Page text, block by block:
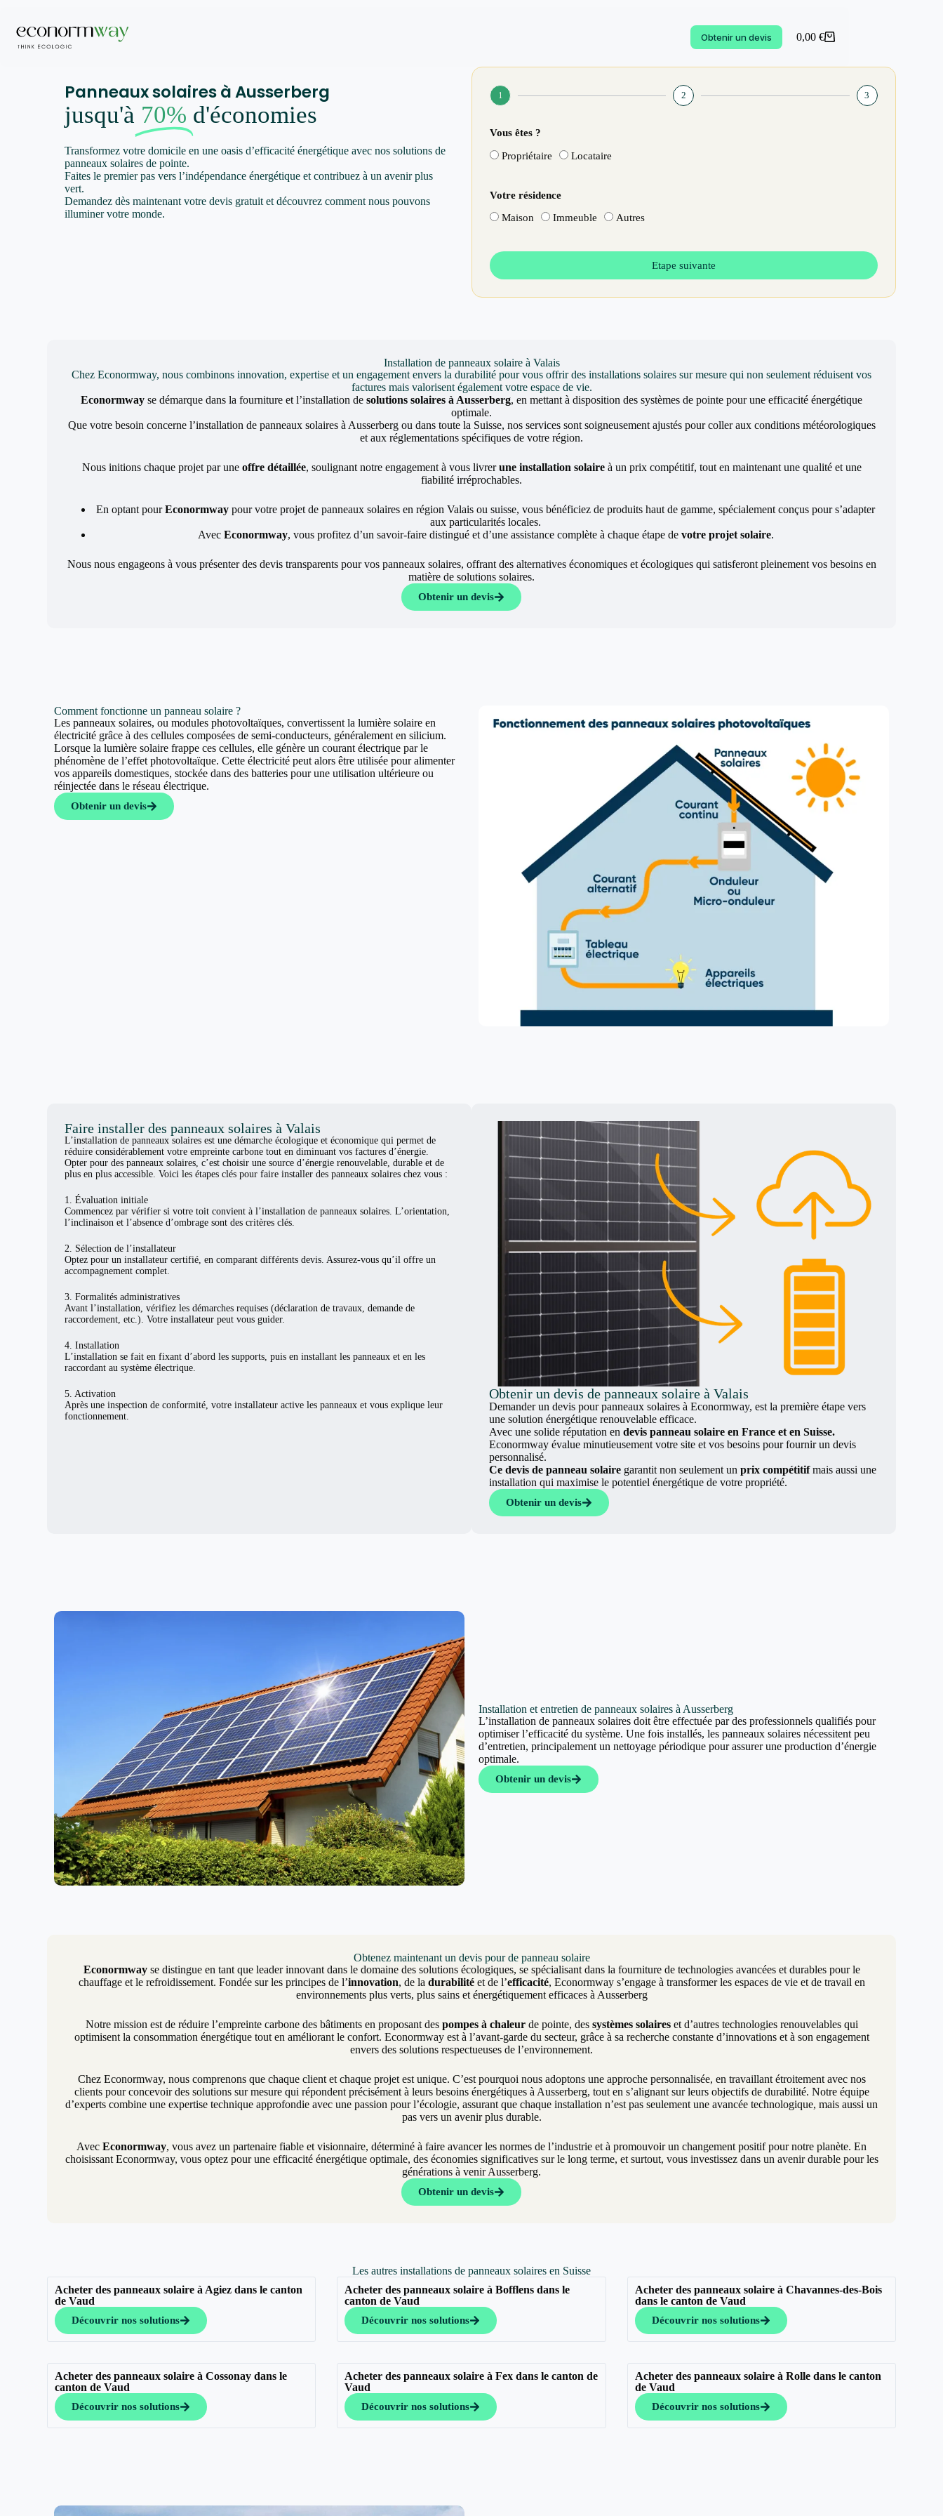
Obtenir un devis 0,00 €
Panneaux solaires à Ausserberg
jusqu'à 70% d'économies
Transformez votre domicile en une oasis d’efficacité énergétique avec nos solutions de
panneaux solaires de pointe.
Faites le premier pas vers l’indépendance énergétique et contribuez à un avenir plus
vert.
Demandez dès maintenant votre devis gratuit et découvrez comment nous pouvons
illuminer votre monde.
1 2 3
Vous êtes ?
Propriétaire Locataire
Votre résidence
Maison Immeuble Autres
Etape suivante
Installation de panneaux solaire à Valais
Chez Econormway, nous combinons innovation, expertise et un engagement envers la durabilité pour vous offrir des installations solaires sur mesure qui non seulement réduisent vos
factures mais valorisent également votre espace de vie.
Econormway se démarque dans la fourniture et l’installation de solutions solaires à Ausserberg, en mettant à disposition des systèmes de pointe pour une efficacité énergétique
optimale.
Que votre besoin concerne l’installation de panneaux solaires à Ausserberg ou dans toute la Suisse, nos services sont soigneusement ajustés pour coller aux conditions météorologiques
et aux réglementations spécifiques de votre région.
Nous initions chaque projet par une offre détaillée, soulignant notre engagement à vous livrerune installation solaireà un prix compétitif, tout en maintenant une qualité et une
fiabilité irréprochables.
En optant pourEconormway pour votre projet de panneaux solaires en région Valais ou suisse, vous bénéficiez de produits haut de gamme, spécialement conçus pour s’adapter
aux particularités locales.
Avec Econormway, vous profitez d’un savoir-faire distingué et d’une assistance complète à chaque étape de votre projet solaire.
Nous nous engageons à vous présenter des devis transparents pour vos panneaux solaires, offrant des alternatives économiques et écologiques qui satisferont pleinement vos besoins en
matière de solutions solaires.
Obtenir un devis
Comment fonctionne un panneau solaire ?
Les panneaux solaires, ou modules photovoltaïques, convertissent la lumière solaire en
électricité grâce à des cellules composées de semi-conducteurs, généralement en silicium.
Lorsque la lumière solaire frappe ces cellules, elle génère un courant électrique par le
phénomène de l’effet photovoltaïque. Cette électricité peut alors être utilisée pour alimenter
vos appareils domestiques, stockée dans des batteries pour une utilisation ultérieure ou
réinjectée dans le réseau électrique.
Obtenir un devis
Faire installer des panneaux solaires à Valais
L’installation de panneaux solaires est une démarche écologique et économique qui permet de
réduire considérablement votre empreinte carbone tout en diminuant vos factures d’énergie.
Opter pour des panneaux solaires, c’est choisir une source d’énergie renouvelable, durable et de
plus en plus accessible. Voici les étapes clés pour faire installer des panneaux solaires chez vous :
1. Évaluation initiale
Commencez par vérifier si votre toit convient à l’installation de panneaux solaires. L’orientation,
l’inclinaison et l’absence d’ombrage sont des critères clés.
2. Sélection de l’installateur
Optez pour un installateur certifié, en comparant différents devis. Assurez-vous qu’il offre un
accompagnement complet.
3. Formalités administratives
Avant l’installation, vérifiez les démarches requises (déclaration de travaux, demande de
raccordement, etc.). Votre installateur peut vous guider.
4. Installation
L’installation se fait en fixant d’abord les supports, puis en installant les panneaux et en les
raccordant au système électrique.
5. Activation
Après une inspection de conformité, votre installateur active les panneaux et vous explique leur
fonctionnement.
Obtenir un devis de panneaux solaire à Valais
Demander un devis pour panneaux solaires à Econormway, est la première étape vers
une solution énergétique renouvelable efficace.
Avec une solide réputation en devis panneau solaire en France et en Suisse.
Econormway évalue minutieusement votre site et vos besoins pour fournir un devis
personnalisé.
Ce devis de panneau solaire garantit non seulement un prix compétitifmais aussi une
installation qui maximise le potentiel énergétique de votre propriété.
Obtenir un devis
Installation et entretien de panneaux solaires à Ausserberg
L’installation de panneaux solaires doit être effectuée par des professionnels qualifiés pour
optimiser l’efficacité du système. Une fois installés, les panneaux solaires nécessitent peu
d’entretien, principalement un nettoyage périodique pour assurer une production d’énergie
optimale.
Obtenir un devis
Obtenez maintenant un devis pour de panneau solaire
Econormwayse distingue en tant que leader innovant dans le domaine des solutions écologiques, se spécialisant dans la fourniture de technologies avancées et durables pour le
chauffage et le refroidissement. Fondée sur les principes de l’innovation, de la durabilitéet de l’efficacité, Econormway s’engage à transformer les espaces de vie et de travail en
environnements plus verts, plus sains et énergétiquement efficaces à Ausserberg
Notre mission est de réduire l’empreinte carbone des bâtiments en proposant des pompes à chaleurde pointe, des systèmes solaireset d’autres technologies renouvelables qui
optimisent la consommation énergétique tout en améliorant le confort. Econormway est à l’avant-garde du secteur, grâce à sa recherche constante d’innovations et à son engagement
envers des solutions respectueuses de l’environnement.
Chez Econormway, nous comprenons que chaque client et chaque projet est unique. C’est pourquoi nous adoptons une approche personnalisée, en travaillant étroitement avec nos
clients pour concevoir des solutions sur mesure qui répondent précisément à leurs besoins énergétiques à Ausserberg, tout en s’alignant sur leurs objectifs de durabilité. Notre équipe
d’experts combine une expertise technique approfondie avec une passion pour l’écologie, assurant que chaque installation n’est pas seulement une avancée technologique, mais aussi un
pas vers un avenir plus durable.
Avec Econormway, vous avez un partenaire fiable et visionnaire, déterminé à faire avancer les normes de l’industrie et à promouvoir un changement positif pour notre planète. En
choisissant Econormway, vous optez pour une efficacité énergétique optimale, des économies significatives sur le long terme, et surtout, vous investissez dans un avenir durable pour les
générations à venir Ausserberg.
Obtenir un devis
Les autres installations de panneaux solaires en Suisse
Acheter des panneaux solaire à Agiez dans le canton
de Vaud
Découvrir nos solutions
Acheter des panneaux solaire à Bofflens dans le
canton de Vaud
Découvrir nos solutions
Acheter des panneaux solaire à Chavannes-des-Bois
dans le canton de Vaud
Découvrir nos solutions
Acheter des panneaux solaire à Cossonay dans le
canton de Vaud
Découvrir nos solutions
Acheter des panneaux solaire à Fex dans le canton de
Vaud
Découvrir nos solutions
Acheter des panneaux solaire à Rolle dans le canton
de Vaud
Découvrir nos solutions